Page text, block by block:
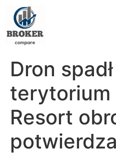
Dron
terytorium
Resort
potwierdza